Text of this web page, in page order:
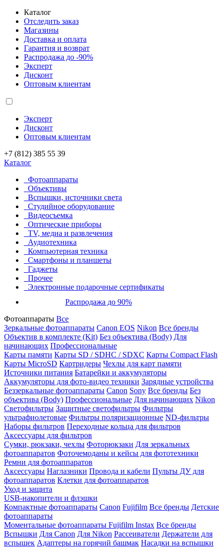
Каталог
Отследить заказ
Магазины
Доставка и оплата
Гарантия и возврат
Распродажа до -90%
Эксперт
Дисконт
Оптовым клиентам
Эксперт
Дисконт
Оптовым клиентам
+7 (812) 385 55 39
Каталог
Фотоаппараты
Объективы
Вспышки, источники света
Студийное оборудование
Видеосъемка
Оптические приборы
TV, медиа и развлечения
Аудиотехника
Компьютерная техника
Смартфоны и планшеты
Гаджеты
Прочее
Электронные подарочные сертификаты
Распродажа до 90%
Фотоаппараты Все
Зеркальные фотоаппараты Canon EOS Nikon Все бренды
Объектив в комплекте (Kit) Без объектива (Body) Для
начинающих Профессиональные
Карты памяти Карты SD / SDHC / SDXC Карты Compact Flash
Карты MicroSD Картридеры Чехлы для карт памяти
Источники питания Батарейки и аккумуляторы
Аккумуляторы для фото-видео техники Зарядные устройства
Беззеркальные фотоаппараты Canon Sony Все бренды Без
объектива (Body) Профессиональные Для начинающих Nikon
Светофильтры Защитные светофильтры Фильтры
ультрафиолетовые Фильтры поляризационные ND-фильтры
Наборы фильтров Переходные кольца для фильтров
Аксессуары для фильтров
Сумки, рюкзаки, чехлы Фоторюкзаки Для зеркальных
фотоаппаратов Фоточемоданы и кейсы для фототехники
Ремни для фотоаппаратов
Аксессуары Наглазники Провода и кабели Пульты ДУ для
фотоаппаратов Клетки для фотоаппаратов
Уход и защита
USB-накопители и флэшки
Компактные фотоаппараты Canon Fujifilm Все бренды Детские
фотоаппараты
Моментальные фотоаппараты Fujifilm Instax Все бренды
Вспышки Для Canon Для Nikon Рассеиватели Держатели для
вспышек Адаптеры на горячий башмак Насадки на вспышки